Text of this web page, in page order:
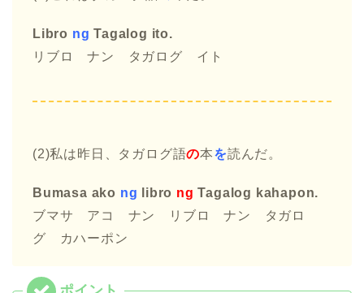
Libro ng Tagalog ito.
リブロ ナン タガログ イト
(2)私は昨日、タガログ語の本を読んだ。
Bumasa ako ng libro ng Tagalog kahapon.
ブマサ アコ ナン リブロ ナン タガロ
グ カハーポン